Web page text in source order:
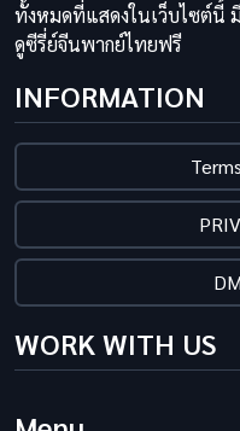
ทั้งหมดที่แสดงในเว็บไซต์นี้
ดูซีรี่ย์จีนพากย์ไทยฟรี
INFORMATION
WORK WITH US